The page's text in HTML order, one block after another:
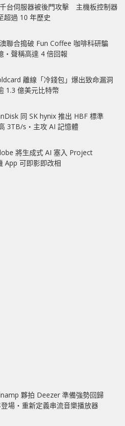
台伺服器被後門攻擊 主機板控制器
超過 10 年歷史
聯合搗破 Fun Coffee 咖啡科研騙
聲稱高達 4 倍回報
離線「冷錢包」爆出致命漏洞
1.3 億美元比特幣
同 SK hynix 推出 HBF 標準
3TB/s‧主攻 AI 記憶體
將生成式 AI 塞入 Project
可即影即改相
夥拍 Deezer 準備強勢回歸
場‧重新定義串流音樂播放器